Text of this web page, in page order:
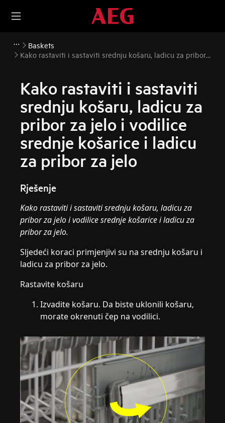
Baskets
Kako rastaviti i sastaviti srednju košaru, ladicu za pribor
Kako rastaviti i sastaviti
srednju košaru, ladicu za
pribor za jelo i vodilice
srednje košarice i ladicu
za pribor za jelo
Rješenje
Kako rastaviti i sastaviti srednju košaru, ladicu za
pribor za jelo i vodilice srednje košarice i ladicu za
pribor za jelo.
Sljedeći koraci primjenjivi su na srednju košaru i
ladicu za pribor za jelo.
Rastavite košaru
Izvadite košaru. Da biste uklonili košaru,
morate okrenuti čep na vodilici.